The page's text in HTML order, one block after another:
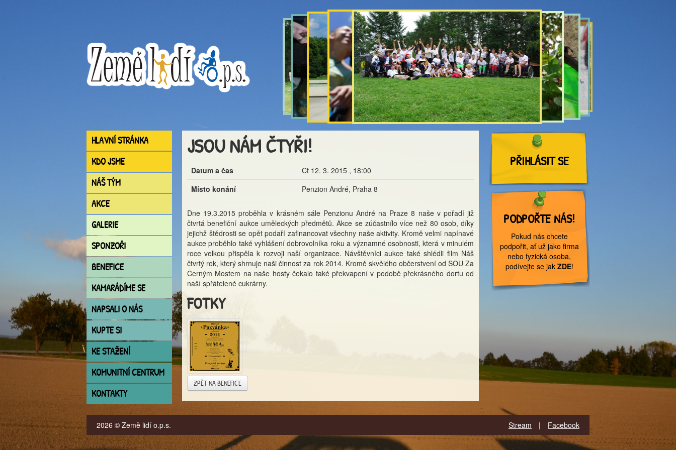
HLAVNÍ STRÁNKA
KDO JSME
NÁŠ TÝM
AKCE
GALERIE
SPONZOŘI
BENEFICE
KAMARÁDÍME SE
NAPSALI O NÁS
KUPTE SI
KE STAŽENÍ
KOMUNITNÍ CENTRUM
KONTAKTY
JSOU NÁM ČTYŘI!
Datum a čas
Čt 12. 3. 2015 , 18:00
Místo konání
Penzion André, Praha 8
Dne 19.3.2015 proběhla v krásném sále Penzionu André na Praze 8 naše v pořadí již
čtvrtá benefiční aukce uměleckých předmětů. Akce se zúčastnílo více než 80 osob, díky
jejichž štědrosti se opět podaří zafinancovat všechny naše aktivity. Kromě velmi napínavé
aukce proběhlo také vyhlášení dobrovolníka roku a významné osobnosti, která v minulém
roce velkou přispěla k rozvoji naší organizace. Návštěvníci aukce také shlédli film Náš
čtvrtý rok, který shrnuje naši činnost za rok 2014. Kromě skvělého občerstvení od SOU Za
Černým Mostem na naše hosty čekalo také překvapení v podobě překrásného dortu od
naší spřátelené cukrárny.
FOTKY
ZPĚT NA BENEFICE
PŘIHLÁSIT SE
PODPOŘTE NÁS!
Pokud nás chcete
podpořit, ať už jako firma
nebo fyzická osoba,
podívejte se jak ZDE!
2026 © Země lidí o.p.s. Stream | Facebook